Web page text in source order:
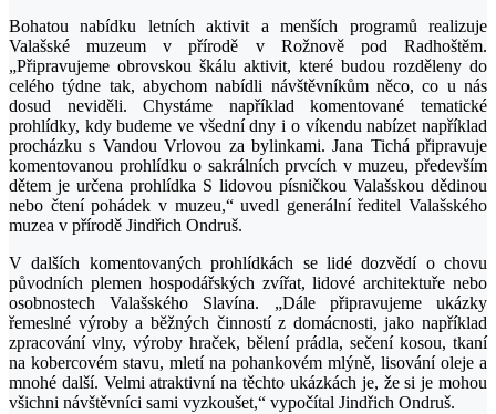
Bohatou nabídku letních aktivit a menších programů realizuje
Valašské muzeum v přírodě v Rožnově pod Radhoštěm.
„Připravujeme obrovskou škálu aktivit, které budou rozděleny do
celého týdne tak, abychom nabídli návštěvníkům něco, co u nás
dosud neviděli. Chystáme například komentované tematické
prohlídky, kdy budeme ve všední dny i o víkendu nabízet například
procházku s Vandou Vrlovou za bylinkami. Jana Tichá připravuje
komentovanou prohlídku o sakrálních prvcích v muzeu, především
dětem je určena prohlídka S lidovou písničkou Valašskou dědinou
nebo čtení pohádek v muzeu,“ uvedl generální ředitel Valašského
muzea v přírodě Jindřich Ondruš.
V dalších komentovaných prohlídkách se lidé dozvědí o chovu
původních plemen hospodářských zvířat, lidové architektuře nebo
osobnostech Valašského Slavína. „Dále připravujeme ukázky
řemeslné výroby a běžných činností z domácnosti, jako například
zpracování vlny, výroby hraček, bělení prádla, sečení kosou, tkaní
na kobercovém stavu, mletí na pohankovém mlýně, lisování oleje a
mnohé další. Velmi atraktivní na těchto ukázkách je, že si je mohou
všichni návštěvníci sami vyzkoušet,“ vypočítal Jindřich Ondruš.